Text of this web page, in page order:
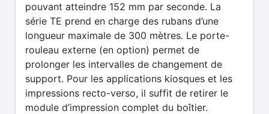
pouvant atteindre 152 mm par seconde. La
série TE prend en charge des rubans d’une
longueur maximale de 300 mètres. Le porte-
rouleau externe (en option) permet de
prolonger les intervalles de changement de
support. Pour les applications kiosques et les
impressions recto-verso, il suffit de retirer le
module d’impression complet du boîtier.